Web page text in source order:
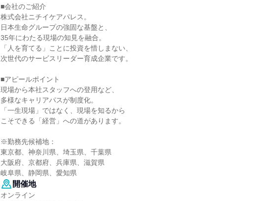
■会社のご紹介
株式会社ニチイケアパレス。
日本生命グループの強固な基盤と、
35年にわたる現場の知見を融合。
「人を育てる」ことに投資を惜しまない、
次世代のサービスリーダー育成企業です。
■アピールポイント
現場から本社スタッフへの登用など、
多様なキャリアパスが制度化。
「一生現場」ではなく、現場を知るから
こそできる「経営」への道があります。
※勤務先候補地：
東京都、神奈川県、埼玉県、千葉県
大阪府、京都府、兵庫県、滋賀県
岐阜県、静岡県、愛知県
開催地
オンライン